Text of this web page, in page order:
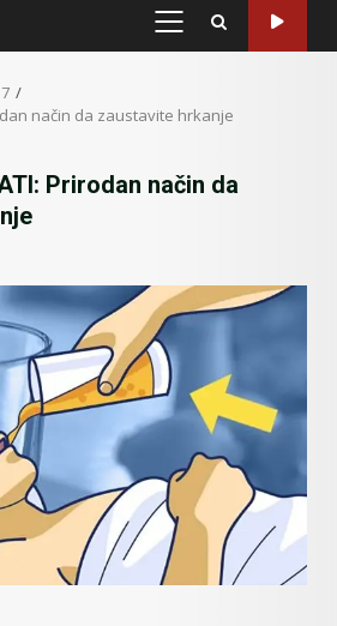
PRIMARY
način da zaustavite hrkanje
Prirodan način da